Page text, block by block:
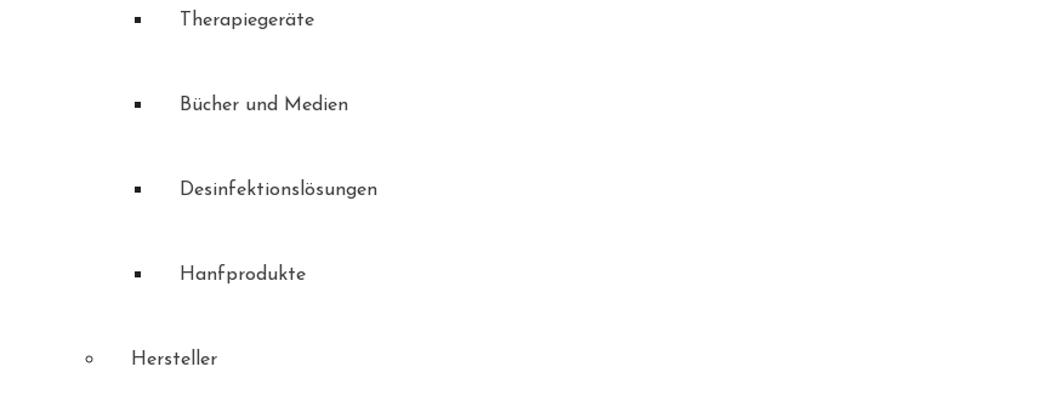
Therapiegeräte
Bücher und Medien
Desinfektionslösungen
Hanfprodukte
Hersteller